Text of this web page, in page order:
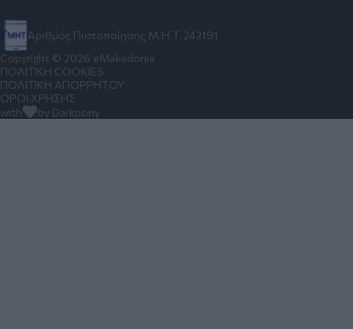
Αριθμός Πιστοποίησης Μ.Η.Τ.242191
Copyright © 2026 eMakedonia
ΠΟΛΙΤΙΚΗ COOKIES
ΠΟΛΙΤΙΚΗ ΑΠΟΡΡΗΤΟΥ
ΟΡΟΙ ΧΡΗΣΗΣ
with
by Darkpony